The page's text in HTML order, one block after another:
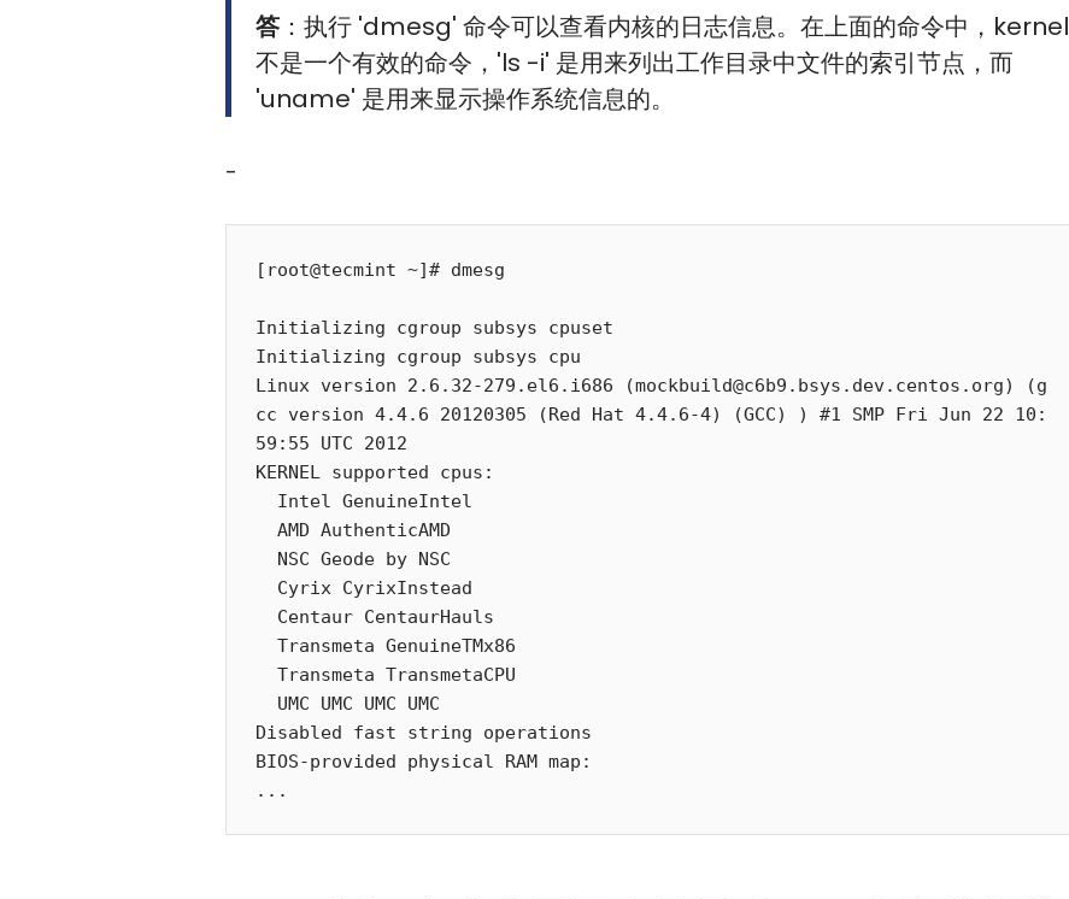
答 ：执行 'dmesg' 命令可以查看内核的日志信息。在上面的命令中，kernel
不是一个有效的命令，'ls -i' 是用来列出工作目录中文件的索引节点，而
'uname' 是用来显示操作系统信息的。
-
[root@tecmint ~]# dmesg
Initializing cgroup subsys cpuset
Initializing cgroup subsys cpu
Linux version 2.6.32-279.el6.i686 (mockbuild@c6b9.bsys.dev.centos.org) (g
cc version 4.4.6 20120305 (Red Hat 4.4.6-4) (GCC) ) #1 SMP Fri Jun 22 10:
59:55 UTC 2012
KERNEL supported cpus:
  AMD AuthenticAMD
  Transmeta GenuineTMx86
  Transmeta TransmetaCPU
Disabled fast string operations
BIOS-provided physical RAM map: